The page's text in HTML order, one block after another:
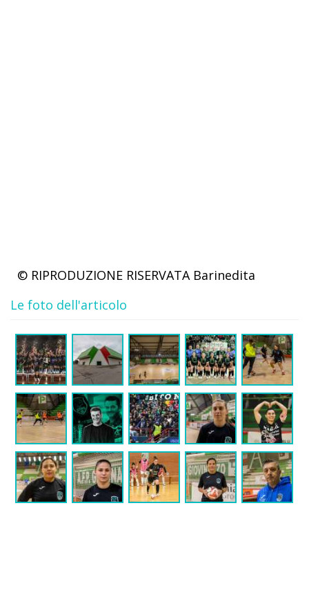
© RIPRODUZIONE RISERVATA Barinedita
Le foto dell'articolo